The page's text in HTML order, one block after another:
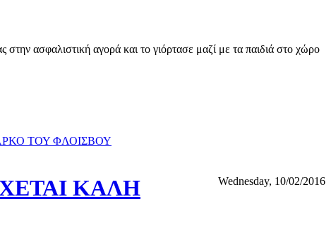
αγορά και το γιόρτασε μαζί με τα παιδιά στο χώρο
ΤΟΥ ΦΛΟΙΣΒΟΥ
Wednesday, 10/02/2016
ΚΑΛΗ